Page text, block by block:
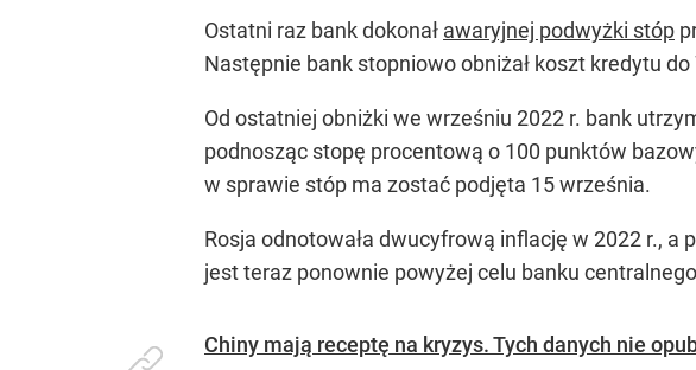
Ostatni raz bank dokonał awaryjnej podwyżki stóp
Następnie bank stopniowo obniżał koszt kredytu
Od ostatniej obniżki we wrześniu 2022 r. bank
podnosząc stopę procentową o 100 punktów
w sprawie stóp ma zostać podjęta 15 września.
Rosja odnotowała dwucyfrową inflację w 2022 r.,
jest teraz ponownie powyżej celu banku
Chiny mają receptę na kryzys. Tych danych nie